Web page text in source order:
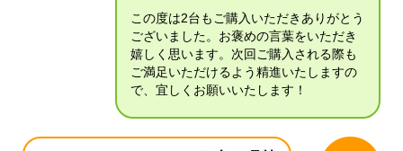
この度は2台もご購入いただきありがとう
ございました。お褒めの言葉をいただき
嬉しく思います。次回ご購入される際も
ご満足いただけるよう精進いたしますの
で、宜しくお願いいたします！